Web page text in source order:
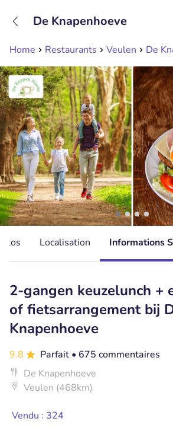
Home Restaurants Veulen De
De Knapenhoeve
Localisation Informations
2-gangen keuzelunch +
of fietsarrangement bij
Knapenhoeve
9.8 Parfait • 675 commentaires
De Knapenhoeve
Veulen (468km)
Vendu : 324